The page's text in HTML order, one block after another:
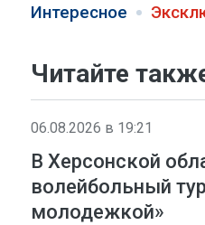
Интересное
Читайте
06.08.2026 в 19:21
В Херсонской
волейбольный
молодежкой»